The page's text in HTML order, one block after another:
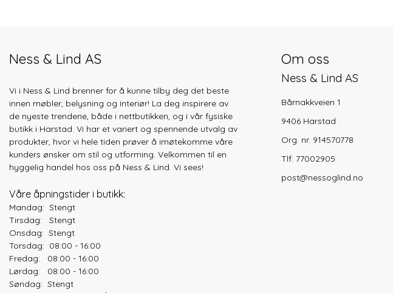
Ness & Lind AS
Vi i Ness & Lind brenner for å kunne tilby deg det beste
innen møbler, belysning og interiør! La deg inspirere av
de nyeste trendene, både i nettbutikken, og i vår fysiske
butikk i Harstad. Vi har et variert og spennende utvalg av
produkter, hvor vi hele tiden prøver å imøtekomme våre
kunders ønsker om stil og utforming. Velkommen til en
hyggelig handel hos oss på Ness & Lind. Vi sees!
Våre åpningstider i butikk:
Mandag: Stengt
Tirsdag: Stengt
Onsdag: Stengt
Torsdag: 08:00 - 16:00
Fredag: 08:00 - 16:00
Lørdag: 08:00 - 16:00
Søndag: Stengt
Om oss
Ness & Lind AS
Bårnakkveien 1
9406 Harstad
Org. nr. 914570778
Tlf: 77002905
post@nessoglind.no